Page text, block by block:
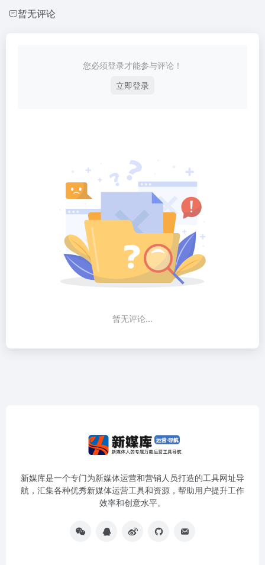
暂无评论
您必须登录才能参与评论！
立即登录
暂无评论...
新媒库是一个专门为新媒体运营和营销人员打造的工具网址导
航，汇集各种优秀新媒体运营工具和资源，帮助用户提升工作
效率和创意水平。